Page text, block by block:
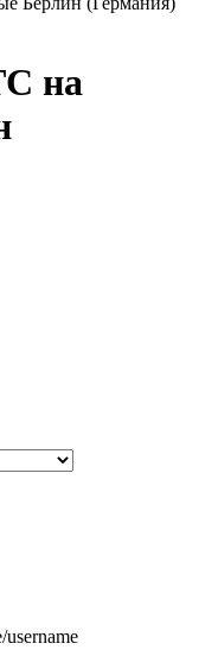
на